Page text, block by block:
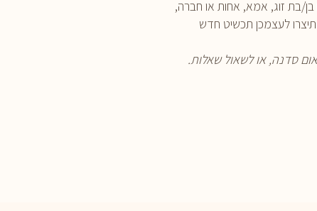
בת זוג, אמא, אחות או חברה,
לעצמכן תכשיט חדש
סדנה, או לשאול שאלות.